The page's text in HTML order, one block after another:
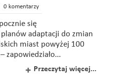
0 komentarzy
się
adaptacji do zmian
miast powyżej 100
zapowiedziało...
Przeczytaj więcej...